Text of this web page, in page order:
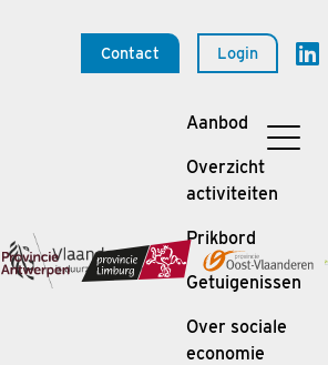
Contact Login
Aanbod
Overzicht
activiteiten
Prikbord
Getuigenissen
Over sociale
economie